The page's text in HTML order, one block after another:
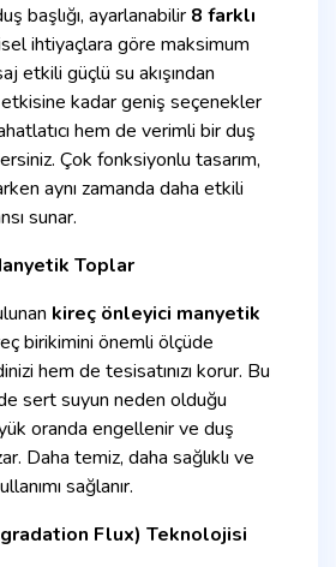
başlığı, ayarlanabilir 8 farklı
ihtiyaçlara göre maksimum
etkili güçlü su akışından
kadar geniş seçenekler
hem de verimli bir duş
Çok fonksiyonlu tasarım,
aynı zamanda daha etkili
sunar.
Toplar
kireç önleyici manyetik
birikimini önemli ölçüde
hem de tesisatınızı korur. Bu
sert suyun neden olduğu
oranda engellenir ve duş
Daha temiz, daha sağlıklı ve
sağlanır.
Flux) Teknolojisi